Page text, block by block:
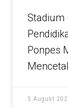
Stadium
Ponpes
5 August